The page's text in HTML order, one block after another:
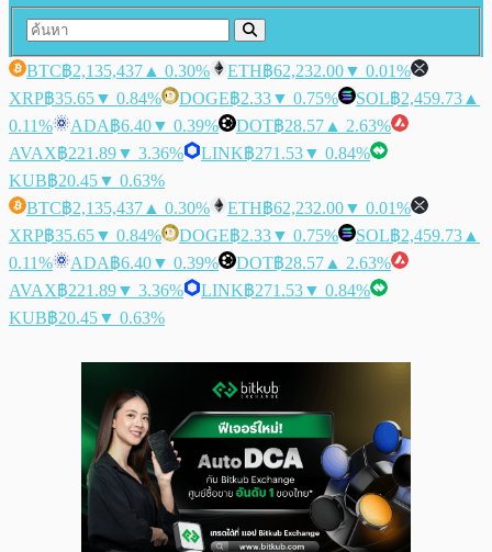
BTC฿2,135,437 ▲ 0.30% ETH฿62,232.00▼ 0.01%
XRP฿35.65▼ 0.84% DOGE฿2.33▼ 0.75% SOL฿2,459.73 ▲
0.11%
ADA฿6.40▼ 0.39% DOT฿28.57 ▲ 2.63%
AVAX฿221.89▼ 3.36% LINK฿271.53▼ 0.84%
KUB฿20.45▼ 0.63%
BTC฿2,135,437 ▲ 0.30% ETH฿62,232.00▼ 0.01%
XRP฿35.65▼ 0.84% DOGE฿2.33▼ 0.75% SOL฿2,459.73 ▲
0.11%
ADA฿6.40▼ 0.39% DOT฿28.57 ▲ 2.63%
AVAX฿221.89▼ 3.36% LINK฿271.53▼ 0.84%
KUB฿20.45▼ 0.63%